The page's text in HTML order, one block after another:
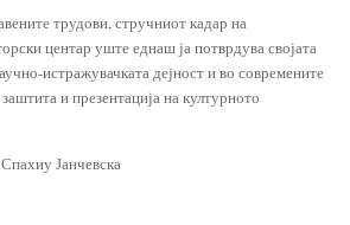
трудови, стручниот кадар на
центар уште еднаш ја потврдува својата
истражувачката дејност и во современите
и презентација на културното
Јанчевска